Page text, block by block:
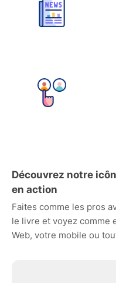
Découvrez notre
en action
Faites comme les pros
le livre et voyez comme
Web, votre mobile ou